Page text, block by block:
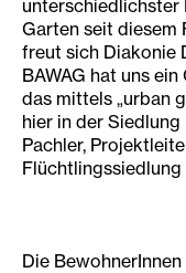
unterschiedlichster
Garten seit diesem
freut sich Diakonie
BAWAG hat uns
das mittels „urban
hier in der
Pachler,
Die